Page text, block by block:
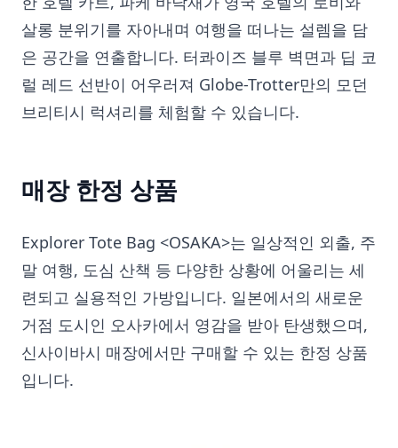
살롱 분위기를 자아내며 여행을 떠나는 설렘을 담
은 공간을 연출합니다. 터콰이즈 블루 벽면과 딥 코
럴 레드 선반이 어우러져 Globe-Trotter만의 모던
브리티시 럭셔리를 체험할 수 있습니다.
매장 한정 상품
Explorer Tote Bag <OSAKA>는 일상적인 외출, 주
말 여행, 도심 산책 등 다양한 상황에 어울리는 세
련되고 실용적인 가방입니다. 일본에서의 새로운
거점 도시인 오사카에서 영감을 받아 탄생했으며,
신사이바시 매장에서만 구매할 수 있는 한정 상품
입니다.